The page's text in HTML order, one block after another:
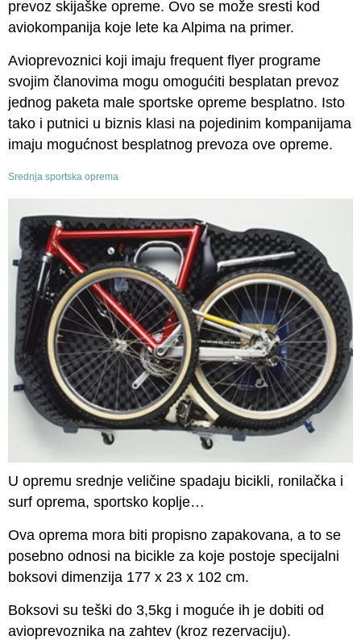
prevoz skijaške opreme. Ovo se može sresti kod
aviokompanija koje lete ka Alpima na primer.
Avioprevoznici koji imaju frequent flyer programe
svojim članovima mogu omogućiti besplatan prevoz
jednog paketa male sportske opreme besplatno. Isto
tako i putnici u biznis klasi na pojedinim kompanijama
imaju mogućnost besplatnog prevoza ove opreme.
Srednja sportska oprema
U opremu srednje veličine spadaju bicikli, ronilačka i
surf oprema, sportsko koplje…
Ova oprema mora biti propisno zapakovana, a to se
posebno odnosi na bicikle za koje postoje specijalni
boksovi dimenzija 177 x 23 x 102 cm.
Boksovi su teški do 3,5kg i moguće ih je dobiti od
avioprevoznika na zahtev (kroz rezervaciju).